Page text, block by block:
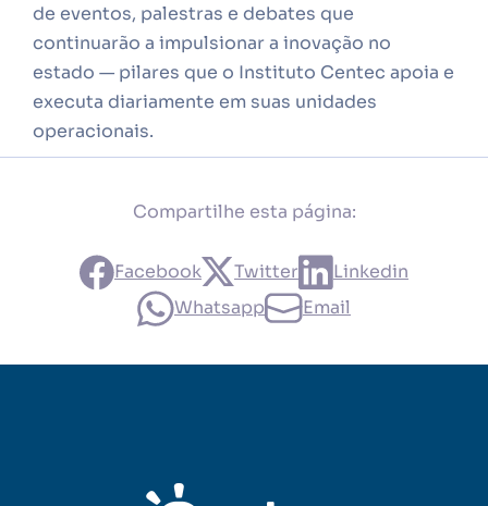
de eventos, palestras e debates que
continuarão a impulsionar a inovação no
estado — pilares que o Instituto Centec apoia e
executa diariamente em suas unidades
operacionais.
Compartilhe esta página:
Facebook Twitter
Linkedin
Whatsapp
Email